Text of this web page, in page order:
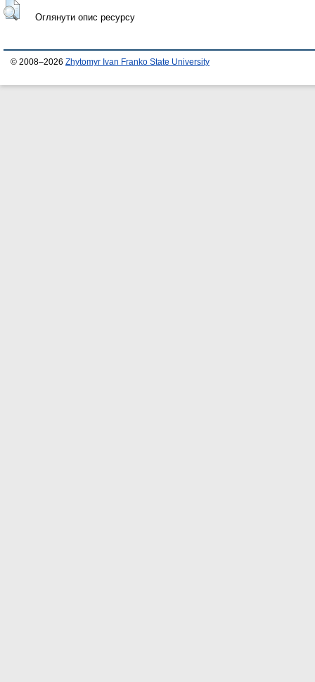
Оглянути опис ресурсу
© 2008–2026 Zhytomyr Ivan Franko State University